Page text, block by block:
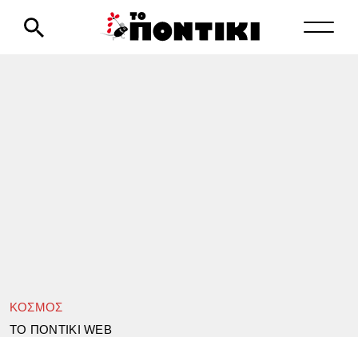
ΚΟΣΜΟΣ
TΟ ΠΟΝΤΙΚΙ WEB